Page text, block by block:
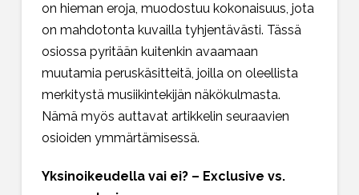
on hieman eroja, muodostuu kokonaisuus, jota
on mahdotonta kuvailla tyhjentävästi. Tässä
osiossa pyritään kuitenkin avaamaan
muutamia peruskäsitteitä, joilla on oleellista
merkitystä musiikintekijän näkökulmasta.
Nämä myös auttavat artikkelin seuraavien
osioiden ymmärtämisessä.
Yksinoikeudella vai ei? – Exclusive vs.